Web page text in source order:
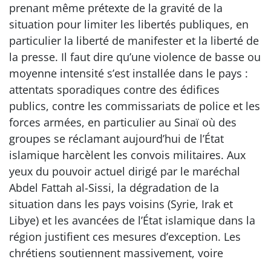
prenant même prétexte de la gravité de la
situation pour limiter les libertés publiques, en
particulier la liberté de manifester et la liberté de
la presse. Il faut dire qu’une violence de basse ou
moyenne intensité s’est installée dans le pays :
attentats sporadiques contre des édifices
publics, contre les commissariats de police et les
forces armées, en particulier au Sinaï où des
groupes se réclamant aujourd’hui de l’État
islamique harcèlent les convois militaires. Aux
yeux du pouvoir actuel dirigé par le maréchal
Abdel Fattah al-Sissi, la dégradation de la
situation dans les pays voisins (Syrie, Irak et
Libye) et les avancées de l’État islamique dans la
région justifient ces mesures d’exception. Les
chrétiens soutiennent massivement, voire